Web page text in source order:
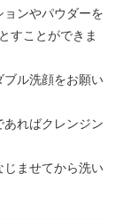
ンやパウダーを
すことができま
ル洗顔をお願い
ればクレンジン
ませてから洗い